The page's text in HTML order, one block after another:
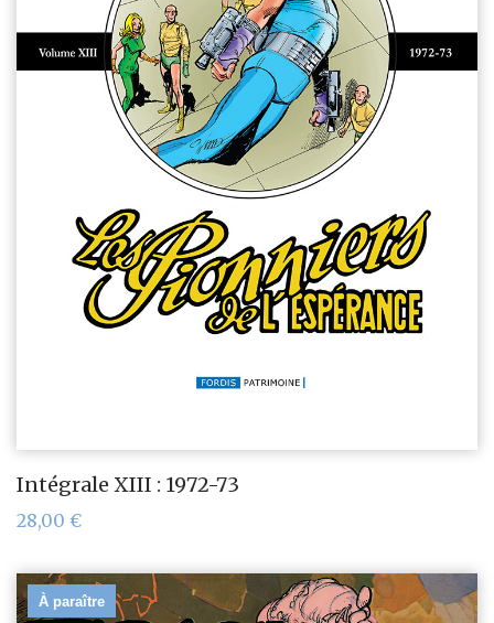
Intégrale XIII : 1972-73
28,00 €
À paraître